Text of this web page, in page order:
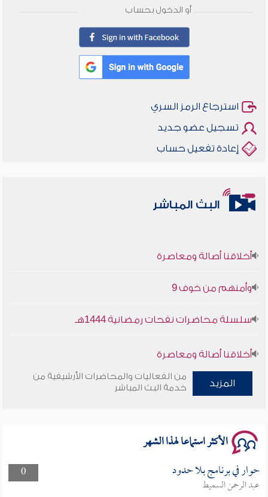
أو الدخول بحساب
استرجاع الرمز السري
تسجيل عضو جديد
إعادة تفعيل حساب
البث المباشر
أخلاقنا أصالة ومعاصرة
وأمنهم من خوف 9
سلسلة محاضرات نفحات رمضانية 1444هـ
أخلاقنا أصالة ومعاصرة
وأمنهم من خوف 9
المزيد
من الفعاليات والمحاضرات الأرشيفية من
خدمة البث المباشر
الأكثر استماعا لهذا الشهر
0 حوار في برنامج بلا حدود
عبد الرحمن السميط